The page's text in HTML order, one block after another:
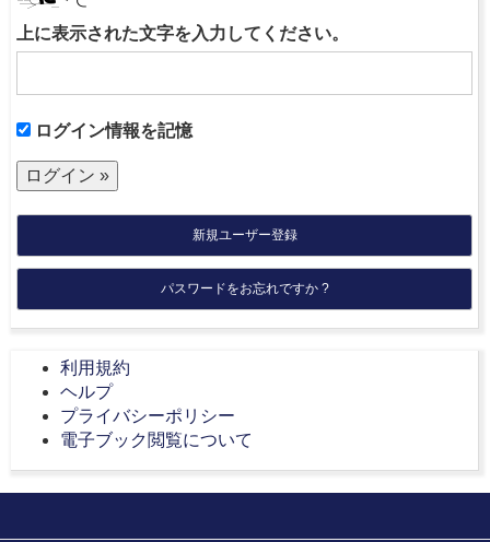
上に表示された文字を入力してください。
ログイン情報を記憶
新規ユーザー登録
パスワードをお忘れですか ?
利用規約
ヘルプ
プライバシーポリシー
電子ブック閲覧について